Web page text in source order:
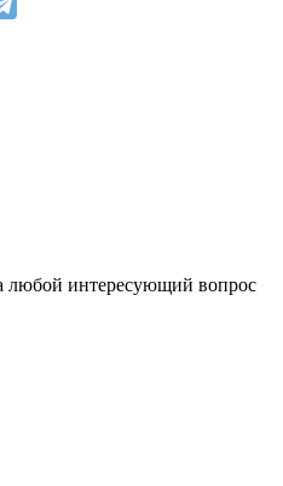
любой интересующий вопрос